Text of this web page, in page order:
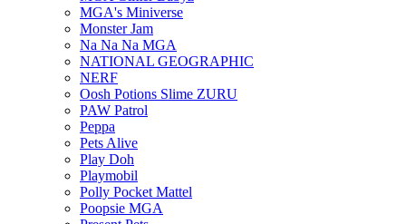
MGA's Miniverse
Monster Jam
Na Na Na MGA
NATIONAL GEOGRAPHIC
NERF
Oosh Potions Slime ZURU
PAW Patrol
Peppa
Pets Alive
Play Doh
Playmobil
Polly Pocket Mattel
Poopsie MGA